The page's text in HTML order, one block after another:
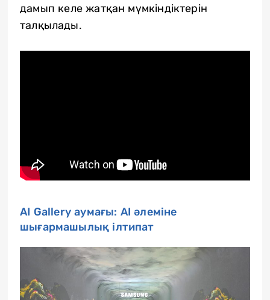
дамып келе жатқан мүмкіндіктерін
талқылады.
AI Gallery аумағы: AI әлеміне
шығармашылық ілтипат